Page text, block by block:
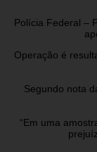
Polícia Federal –
Operação é
Segundo nota
“Em uma